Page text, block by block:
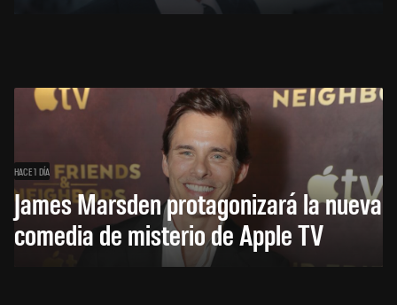
HACE 1 DÍA
James Marsden protagonizará la nueva
comedia de misterio de Apple TV